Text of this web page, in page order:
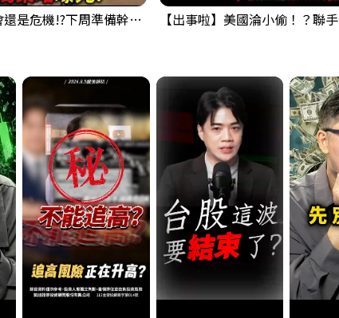
鴻海回測季線是機會還是危機!?下周準備幹大事?｜0807 #3661 #2317 #2317鴻海